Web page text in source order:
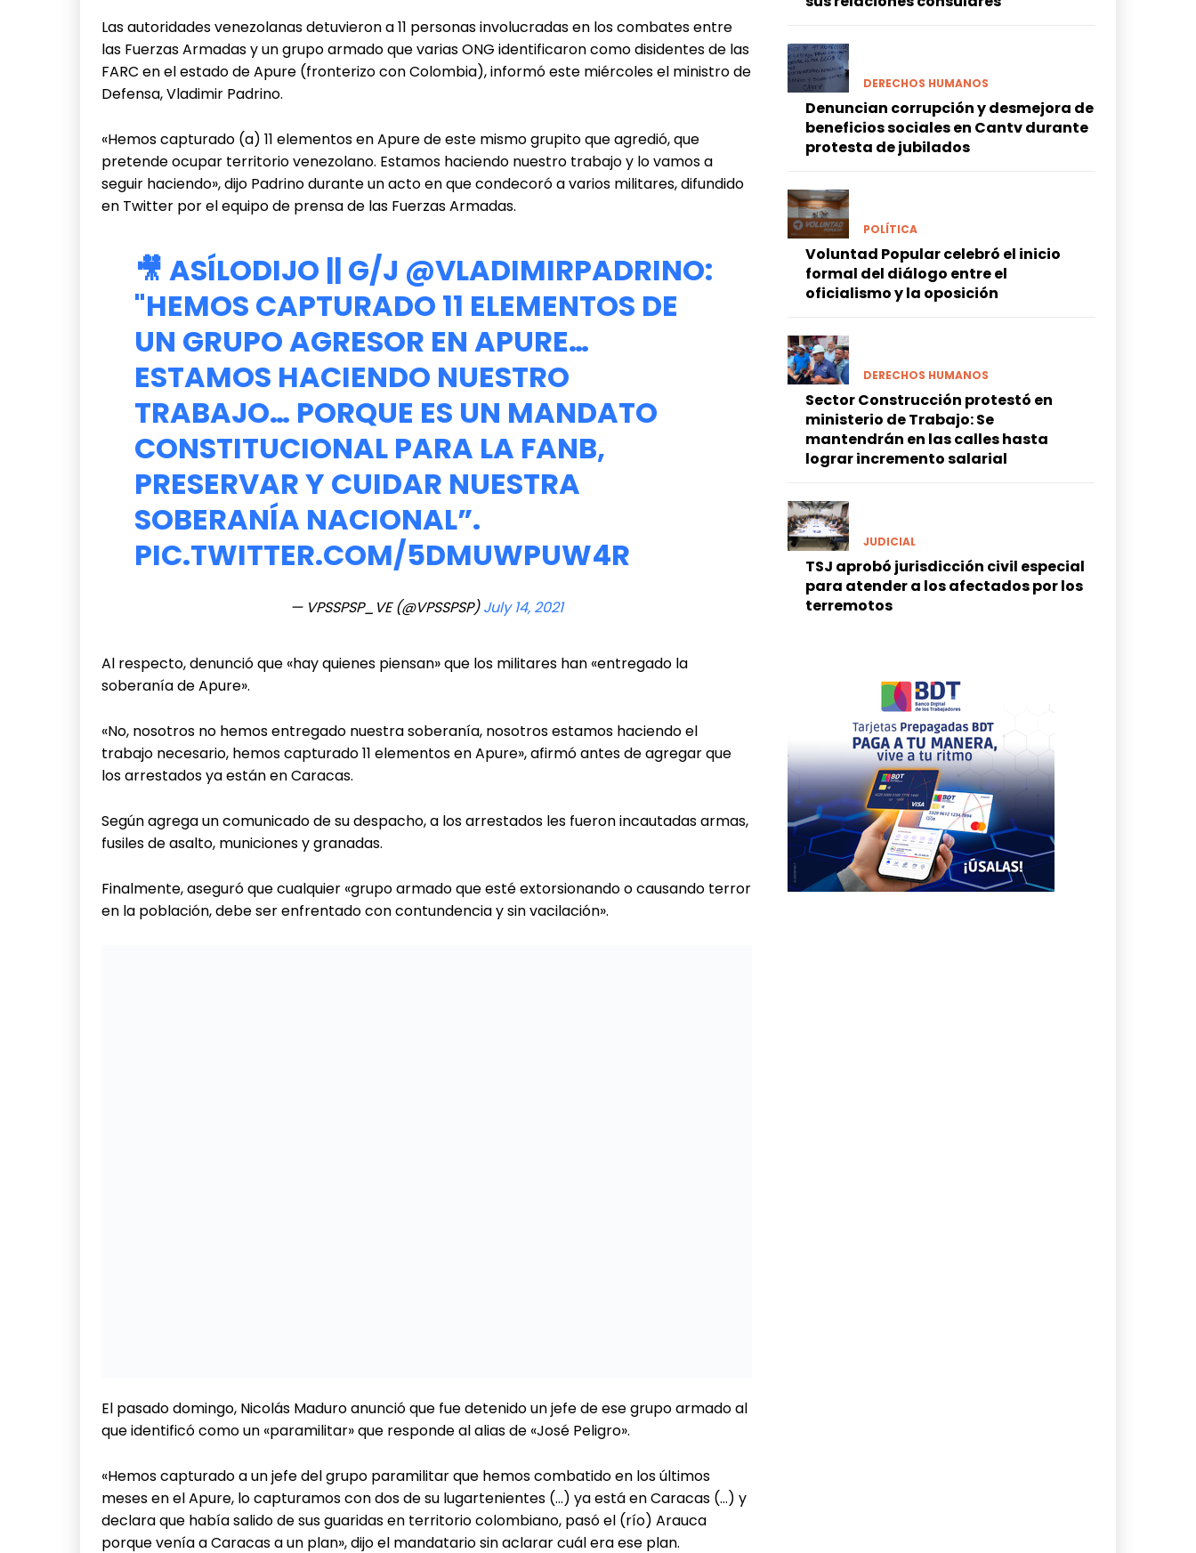
Las autoridades venezolanas detuvieron a 11 personas involucradas en los combates entre
las Fuerzas Armadas y un grupo armado que varias ONG identificaron como disidentes de las
FARC en el estado de Apure (fronterizo con Colombia), informó este miércoles el ministro de
Defensa, Vladimir Padrino.
«Hemos capturado (a) 11 elementos en Apure de este mismo grupito que agredió, que
pretende ocupar territorio venezolano. Estamos haciendo nuestro trabajo y lo vamos a
seguir haciendo», dijo Padrino durante un acto en que condecoró a varios militares, difundido
en Twitter por el equipo de prensa de las Fuerzas Armadas.
🎥 ASÍLODIJO || G/J @VLADIMIRPADRINO:
"HEMOS CAPTURADO 11 ELEMENTOS DE
UN GRUPO AGRESOR EN APURE…
ESTAMOS HACIENDO NUESTRO
TRABAJO… PORQUE ES UN MANDATO
CONSTITUCIONAL PARA LA FANB,
PRESERVAR Y CUIDAR NUESTRA
SOBERANÍA NACIONAL”.
PIC.TWITTER.COM/5DMUWPUW4R
— VPSSPSP_VE (@VPSSPSP)July 14, 2021
Al respecto, denunció que «hay quienes piensan» que los militares han «entregado la
soberanía de Apure».
«No, nosotros no hemos entregado nuestra soberanía, nosotros estamos haciendo el
trabajo necesario, hemos capturado 11 elementos en Apure», afirmó antes de agregar que
los arrestados ya están en Caracas.
Según agrega un comunicado de su despacho, a los arrestados les fueron incautadas armas,
fusiles de asalto, municiones y granadas.
Finalmente, aseguró que cualquier «grupo armado que esté extorsionando o causando terror
en la población, debe ser enfrentado con contundencia y sin vacilación».
Twitter
Instagram
DERECHOS HUMANOS
Denuncian corrupción y desmejora de
beneficios sociales en Cantv durante
protesta de jubilados
POLÍTICA
Voluntad Popular celebró el inicio
formal del diálogo entre el
oficialismo y la oposición
DERECHOS HUMANOS
Sector Construcción protestó en
ministerio de Trabajo: Se
mantendrán en las calles hasta
lograr incremento salarial
JUDICIAL
TSJ aprobó jurisdicción civil especial
para atender a los afectados por los
terremotos